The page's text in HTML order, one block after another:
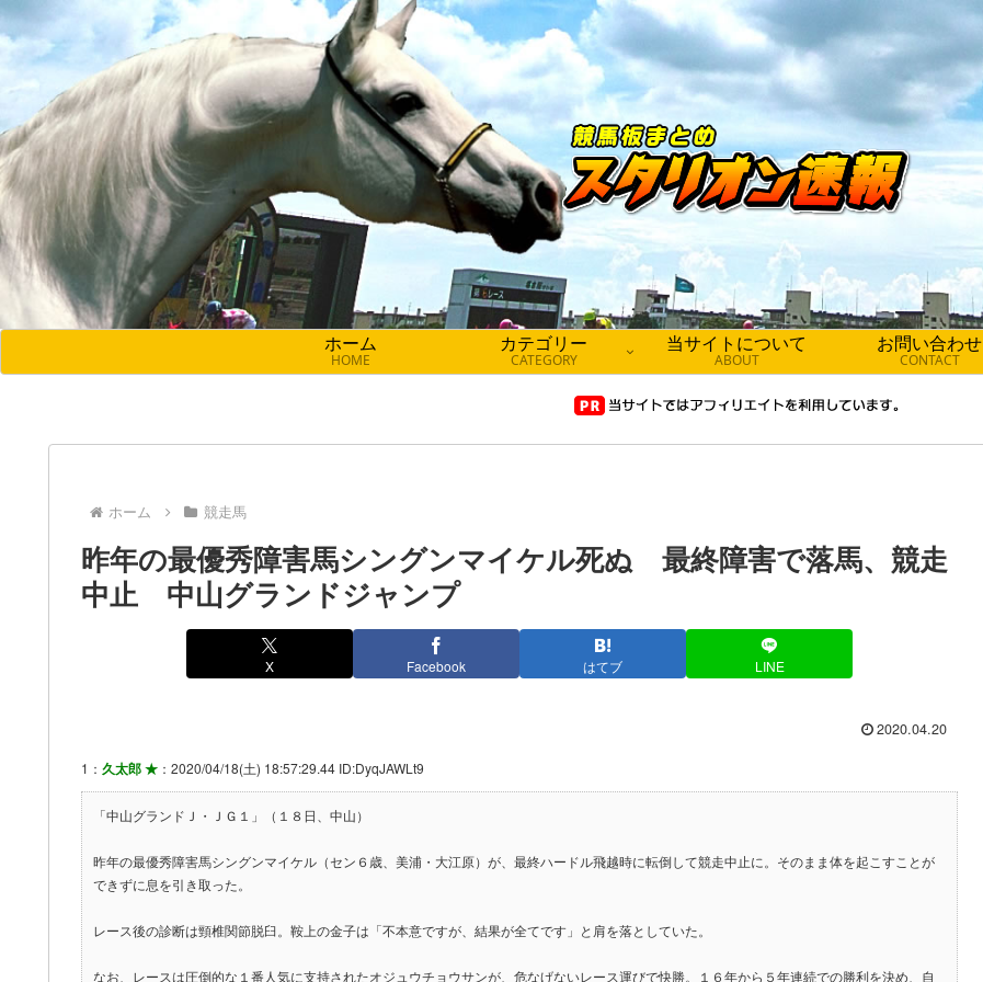
ホーム
HOME
カテゴリー
CATEGORY
当サイトについて
ABOUT
お問い合わせ
CONTACT
ホーム 競走馬
昨年の最優秀障害馬シングンマイケル死ぬ 最終障害で落馬、競走
中止 中山グランドジャンプ
X Facebook はてブ LINE
2020.04.20
1： 久太郎 ★ ：2020/04/18(土) 18:57:29.44 ID:DyqJAWLt9
「中山グランドＪ・ＪＧ１」（１８日、中山）
昨年の最優秀障害馬シングンマイケル（セン６歳、美浦・大江原）が、最終ハードル飛越時に転倒して競走中止に。そのまま体を起こすことが
できずに息を引き取った。
レース後の診断は頸椎関節脱臼。鞍上の金子は「不本意ですが、結果が全てです」と肩を落としていた。
なお、レースは圧倒的な１番人気に支持されたオジュウチョウサンが、危なげないレース運びで快勝。１６年から５年連続での勝利を決め、自